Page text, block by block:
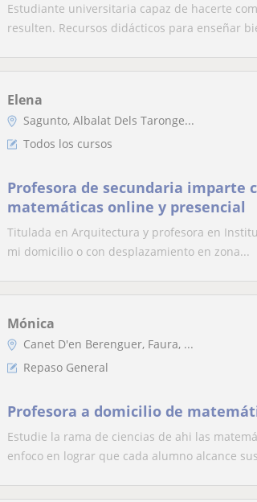
Estudiante universitaria capaz de hacerte
resulten. Recursos didácticos para enseñar
Elena
Sagunto, Albalat Dels Taronge...
Todos los cursos
Profesora de secundaria imparte
matemáticas online y presencial
Titulada en Arquitectura y profesora en
mi domicilio o con desplazamiento en zona...
Mónica
Canet D'en Berenguer, Faura, ...
Repaso General
Profesora a domicilio de
Estudie la rama de ciencias de ahi las
enfoco en lograr que cada alumno alcance